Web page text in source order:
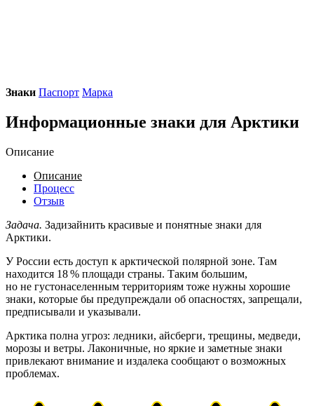
Знаки Паспорт Марка
Информационные знаки для Арктики
Описание
Описание
Процесс
Отзыв
Задача. Задизайнить красивые и понятные знаки для
Арктики.
У России есть доступ к арктической полярной зоне. Там
находится 18 % площади страны. Таким большим,
но не густонаселенным территориям тоже нужны хорошие
знаки, которые бы предупреждали об опасностях, запрещали,
предписывали и указывали.
Арктика полна угроз: ледники, айсберги, трещины, медведи,
морозы и ветры. Лаконичные, но яркие и заметные знаки
привлекают внимание и издалека сообщают о возможных
проблемах.